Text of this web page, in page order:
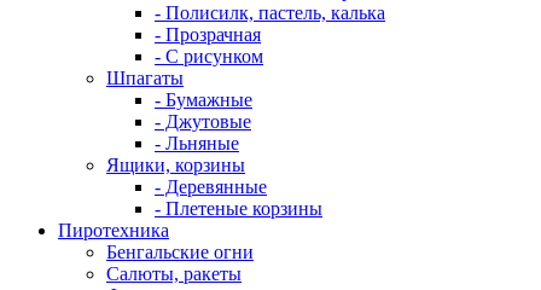
- Полисилк, пастель, калька
- Прозрачная
- С рисунком
Шпагаты
- Бумажные
- Джутовые
- Льняные
Ящики, корзины
- Деревянные
- Плетеные корзины
Пиротехника
Бенгальские огни
Салюты, ракеты